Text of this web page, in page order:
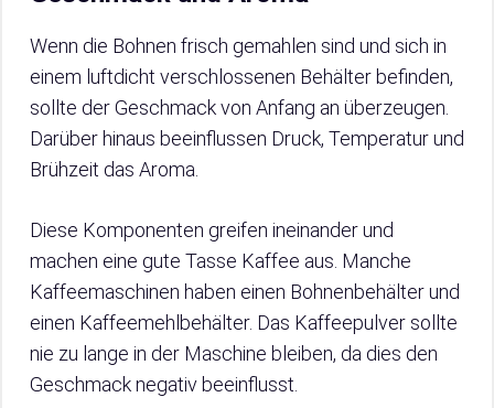
Wenn die Bohnen frisch gemahlen sind und sich in
einem luftdicht verschlossenen Behälter befinden,
sollte der Geschmack von Anfang an überzeugen.
Darüber hinaus beeinflussen Druck, Temperatur und
Brühzeit das Aroma.
Diese Komponenten greifen ineinander und
machen eine gute Tasse Kaffee aus. Manche
Kaffeemaschinen haben einen Bohnenbehälter und
einen Kaffeemehlbehälter. Das Kaffeepulver sollte
nie zu lange in der Maschine bleiben, da dies den
Geschmack negativ beeinflusst.